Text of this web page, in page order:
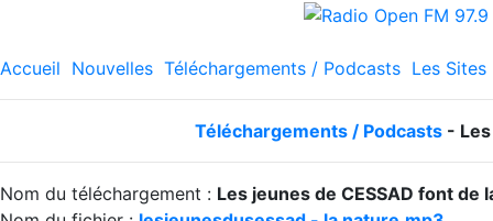
Accueil Nouvelles Téléchargements / Podcasts Les
Téléchargements / Podcasts -
Nom du téléchargement : Les jeunes de CESSAD font de